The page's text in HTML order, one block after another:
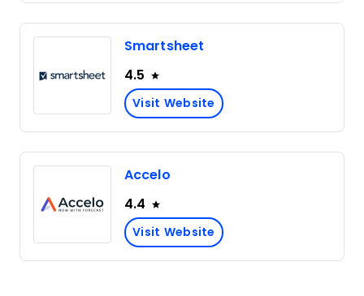
Smartsheet
4.5
Visit Website
Accelo
4.4
Visit Website